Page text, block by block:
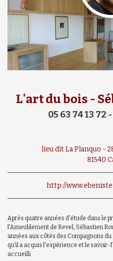
L'art du bois -
05 63 74 13 72
lieu dit La Planquo -
81540
http://
Après quatre années d'étude dans le
l'Ameublement de Revel, Sébastien
années aux côtés des Compagnons
qu’il a acquis l'expérience et le
accueilli.